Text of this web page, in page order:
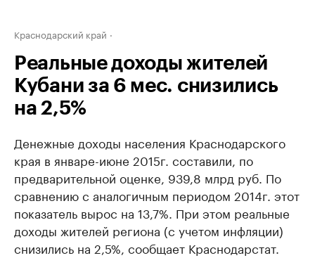
Краснодарский край
Реальные доходы жителей
Кубани за 6 мес. снизились
на 2,5%
Денежные доходы населения Краснодарского
края в январе-июне 2015г. составили, по
предварительной оценке, 939,8 млрд руб. По
сравнению с аналогичным периодом 2014г. этот
показатель вырос на 13,7%. При этом реальные
доходы жителей региона (с учетом инфляции)
снизились на 2,5%, сообщает Краснодарстат.